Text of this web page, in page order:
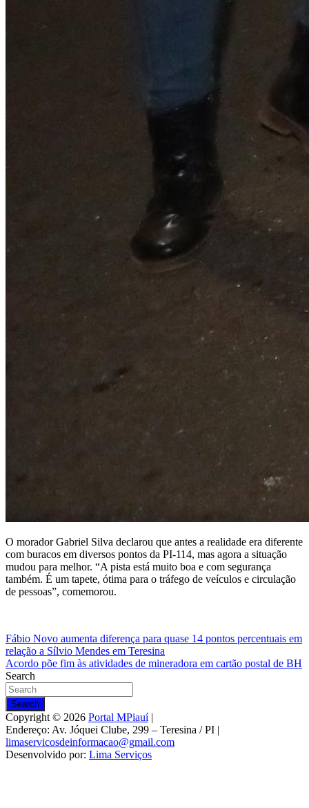
O morador Gabriel Silva declarou que antes a realidade era diferente
com buracos em diversos pontos da PI-114, mas agora a situação
mudou para melhor. “A pista está muito boa e com segurança
também. É um tapete, ótima para o tráfego de veículos e circulação
de pessoas”, comemorou.
Navegação
de
Post
Fábio Novo aumenta diferença para quase 14 pontos percentuais em
relação a Sílvio Mendes em Teresina
Acordo põe fim às atividades de mineradora em cartão postal de BH
Search
Search
Copyright © 2026 Portal MPiauí|
Endereço: Av. Jóquei Clube, 299 – Teresina / PI |
limaservicosdeinformacao@gmail.com
Desenvolvido por: Lima Serviços